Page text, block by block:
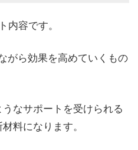
容です。
がら効果を高めていくもの
なサポートを受けられる
料になります。